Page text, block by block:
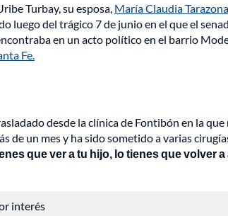
Turbay, su esposa, María Claudia
luego del trágico 7 de junio en el que el
en un acto político en el barrio
Fe.
desde la clínica de Fontibón en la que
de un mes y ha sido sometido a varias
que ver a tu hijo, lo tienes que volver a
interés